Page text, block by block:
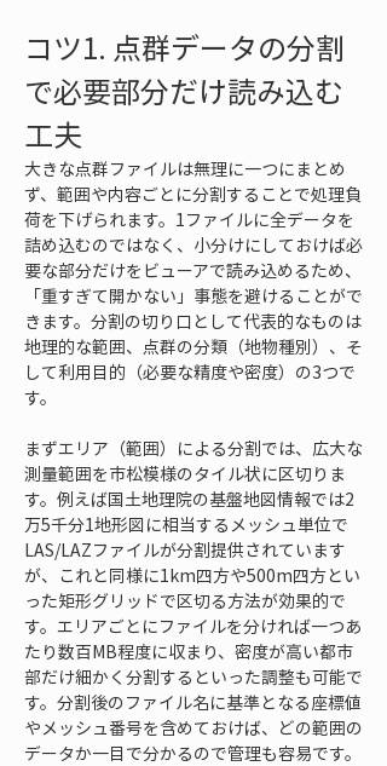
コツ1. 点群データの分割
で必要部分だけ読み込む
工夫
大きな点群ファイルは無理に一つにまとめ
ず、範囲や内容ごとに分割することで処理負
荷を下げられます。1ファイルに全データを
詰め込むのではなく、小分けにしておけば必
要な部分だけをビューアで読み込めるため、
「重すぎて開かない」事態を避けることがで
きます。分割の切り口として代表的なものは
地理的な範囲、点群の分類（地物種別）、そ
して利用目的（必要な精度や密度）の3つで
す。
まずエリア（範囲）による分割では、広大な
測量範囲を市松模様のタイル状に区切りま
す。例えば国土地理院の基盤地図情報では2
万5千分1地形図に相当するメッシュ単位で
LAS/LAZファイルが分割提供されています
が、これと同様に1km四方や500m四方とい
った矩形グリッドで区切る方法が効果的で
す。エリアごとにファイルを分ければ一つあ
たり数百MB程度に収まり、密度が高い都市
部だけ細かく分割するといった調整も可能で
す。分割後のファイル名に基準となる座標値
やメッシュ番号を含めておけば、どの範囲の
データか一目で分かるので管理も容易です。